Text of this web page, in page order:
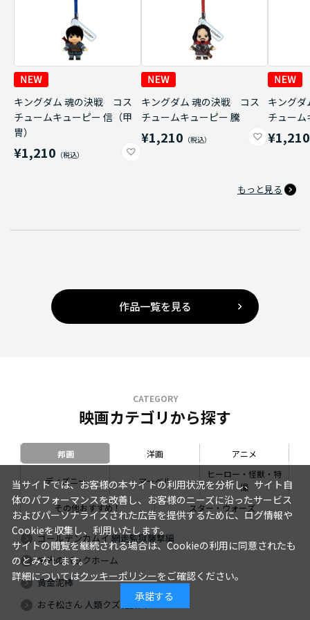
キングダム 魂の決戦 コス
チュームキューピー 信（甲
冑）
¥1,210
キングダム 魂の決戦 コス
チュームキューピー 騰
¥1,210
キング
チューム
¥1,210
もっと見る
作品一覧を見る
CATEGORY
映画カテゴリから探す
邦画 洋画 アニメ
ディズニー マーベル
ヒーロー・怪獣・特
撮
その他おすすめ！
スター・ウォーズ
ゴールデンカムイ 網走監獄襲撃編
栄光のバックホーム
黄金泥棒
おそ松さん 人類クズ化計画!!!!!?
当サイトでは、お客様の本サイトの利用状況を分析し、サイト自
体のパフォーマンスを改善し、お客様のニーズに沿ったサービス
およびパーソナライズされた広告を提供するために、ログ情報や
Cookieを収集し、利用いたします。
サイトの閲覧を継続される場合は、Cookieの利用に同意されたも
のとみなします。
詳細についてはクッキーポリシーをご確認ください。
承諾する